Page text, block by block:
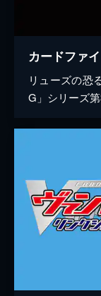
リューズの恐
G」シリーズ